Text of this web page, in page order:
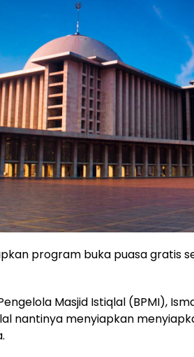
program buka puasa gratis
Masjid Istiqlal (BPMI),
nantinya menyiapkan